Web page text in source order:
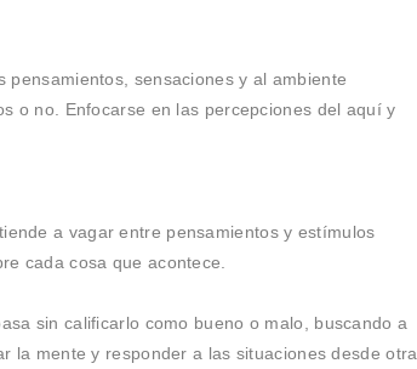
sensaciones y al ambiente
o no. Enfocarse en las percepciones del aquí y
a vagar entre pensamientos y estímulos
cada cosa que acontece.
sin calificarlo como bueno o malo, buscando a
la mente y responder a las situaciones desde otra